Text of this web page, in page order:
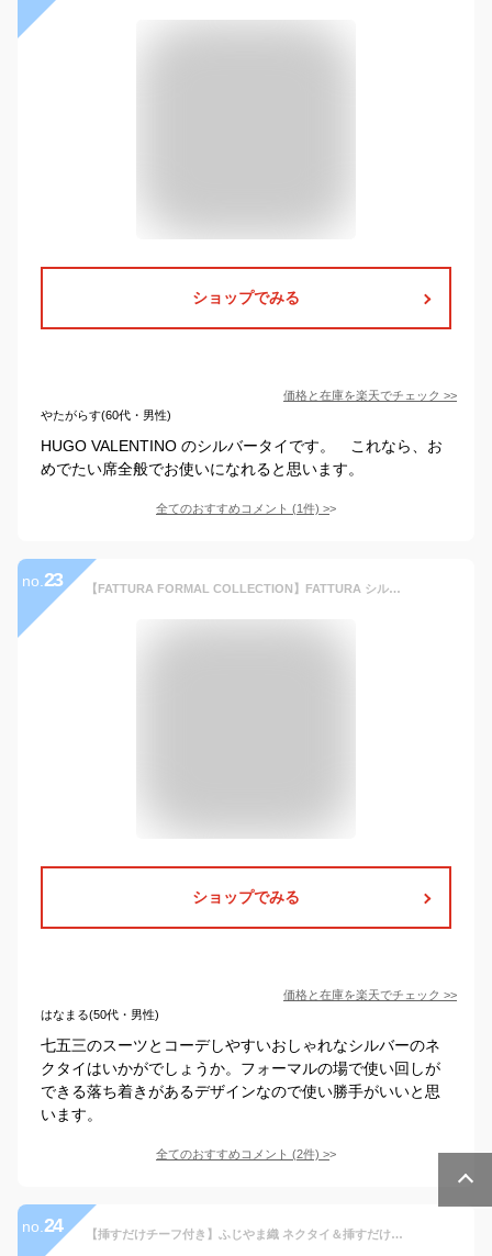
ショップでみる
価格と在庫を楽天でチェック >>
やたがらす(60代・男性)
HUGO VALENTINO のシルバータイです。 これなら、お
めでたい席全般でお使いになれると思います。
全てのおすすめコメント (1件) >
no. 23 【FATTURA FORMAL COLLECTION】FATTURA シルク100％ホワイト/シルバーグレー フォーマルネクタイ チーフ付き セットクリックポスト送料無料【結婚式】【クリックポスト可】【送料無料】
ショップでみる
価格と在庫を楽天でチェック >>
はなまる(50代・男性)
七五三のスーツとコーデしやすいおしゃれなシルバーのネ
クタイはいかがでしょうか。フォーマルの場で使い回しが
できる落ち着きがあるデザインなので使い勝手がいいと思
います。
全てのおすすめコメント (2件) >
no. 24 【挿すだけチーフ付き】ふじやま織 ネクタイ＆挿すだけポケットチーフセット（3ピークスorパフから選べる）日本製 シルク メンズ 結婚式 新郎 ホワイト 白 シルバー 無地 台紙付き ワンタッチ 差すだけ さすだけ [メール便送料無料][グランクレエ]